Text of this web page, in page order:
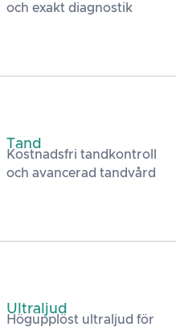
och exakt diagnostik
Tand
Kostnadsfri tandkontroll
och avancerad tandvård
Ultraljud
Högupplöst ultraljud för